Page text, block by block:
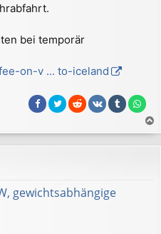
bei temporär
on-v ... to-iceland
a
c
gewichtsabhängige